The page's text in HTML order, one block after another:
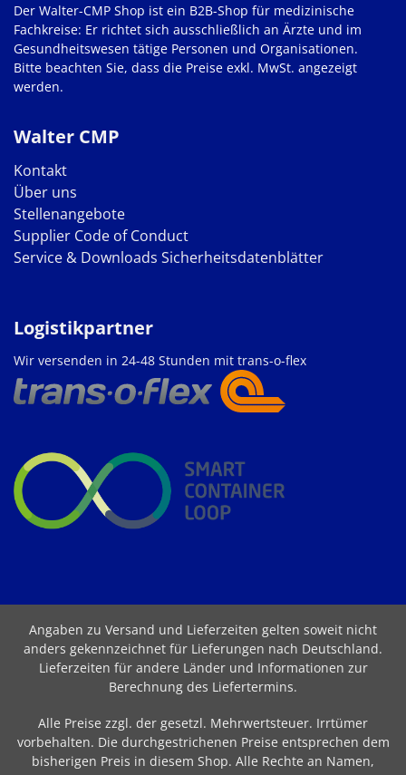
Walter CMP
Kontakt
Über uns
Stellenangebote
Supplier Code of Conduct
Service & Downloads Sicherheitsdatenblätter
Der Walter-CMP Shop ist ein B2B-Shop für medizinische
Fachkreise: Er richtet sich ausschließlich an Ärzte und im
Gesundheitswesen tätige Personen und Organisationen.
Bitte beachten Sie, dass die Preise exkl. MwSt. angezeigt
werden.
Logistikpartner
Wir versenden in 24-48 Stunden mit trans-o-flex
Angaben zu Versand und Lieferzeiten gelten soweit nicht
anders gekennzeichnet für Lieferungen nach Deutschland.
Lieferzeiten für andere Länder und Informationen zur
Berechnung des Liefertermins.
Alle Preise zzgl. der gesetzl. Mehrwertsteuer. Irrtümer
vorbehalten. Die durchgestrichenen Preise entsprechen dem
bisherigen Preis in diesem Shop. Alle Rechte an Namen,